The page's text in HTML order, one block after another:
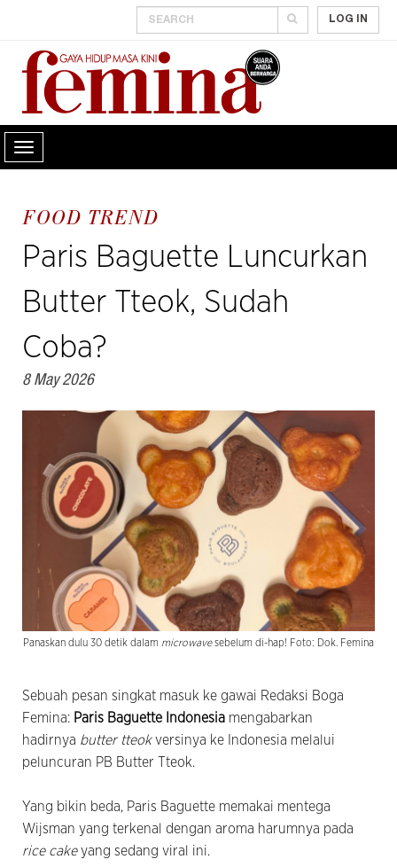
LOG IN
FOOD TREND
Paris Baguette Luncurkan
Butter Tteok, Sudah
Coba?
8 May 2026
Panaskan dulu 30 detik dalam microwavesebelum di-hap! Foto: Dok. Femina
Sebuah pesan singkat masuk ke gawai Redaksi Boga
Femina: Paris Baguette Indonesia mengabarkan
hadirnya butter tteokversinya ke Indonesia melalui
peluncuran PB Butter Tteok.
Yang bikin beda, Paris Baguette memakai mentega
Wijsman yang terkenal dengan aroma harumnya pada
rice cakeyang sedang viral ini.